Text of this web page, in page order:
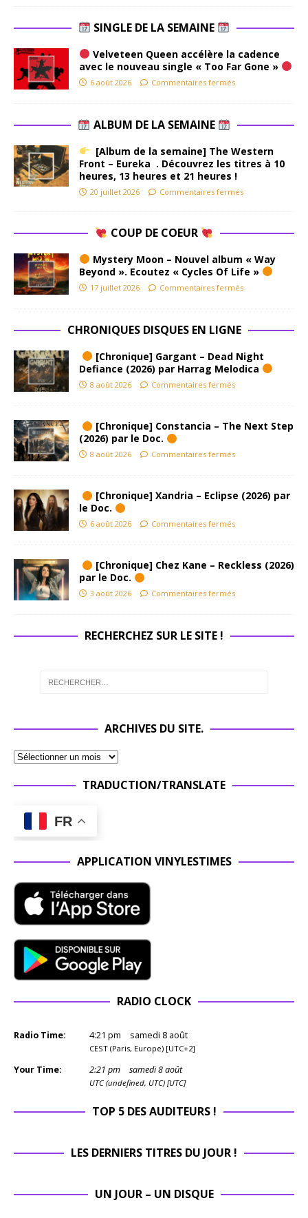
SINGLE DE LA SEMAINE
Velveteen Queen accélère la cadence
avec le nouveau single « Too Far Gone »
6 août 2026 Commentaires fermés
ALBUM DE LA SEMAINE
[Album de la semaine] The Western
Front – Eureka . Découvrez les titres à 10
heures, 13 heures et 21 heures !
20 juillet 2026 Commentaires fermés
COUP DE COEUR
Mystery Moon – Nouvel album « Way
Beyond ». Ecoutez « Cycles Of Life »
17 juillet 2026 Commentaires fermés
CHRONIQUES DISQUES EN LIGNE
[Chronique] Gargant – Dead Night
Defiance (2026) par Harrag Melodica
8 août 2026 Commentaires fermés
[Chronique] Constancia – The Next Step
(2026) par le Doc.
8 août 2026 Commentaires fermés
[Chronique] Xandria – Eclipse (2026) par
le Doc.
6 août 2026 Commentaires fermés
[Chronique] Chez Kane – Reckless (2026)
par le Doc.
3 août 2026 Commentaires fermés
RECHERCHEZ SUR LE SITE !
ARCHIVES DU SITE.
TRADUCTION/TRANSLATE
FR
APPLICATION VINYLESTIMES
RADIO CLOCK
Radio Time: 4:21 pm samedi 8 août
CEST (Paris, Europe) [UTC+2]
Your Time: 2:21 pm samedi 8 août
UTC (undefined, UTC) [UTC]
TOP 5 DES AUDITEURS !
LES DERNIERS TITRES DU JOUR !
UN JOUR – UN DISQUE